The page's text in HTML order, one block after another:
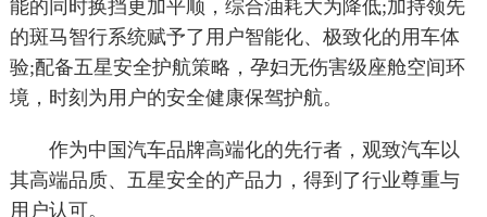
能的同时换挡更加平顺，综合油耗大为降低;加持领先
的斑马智行系统赋予了用户智能化、极致化的用车体
验;配备五星安全护航策略，孕妇无伤害级座舱空间环
境，时刻为用户的安全健康保驾护航。
作为中国汽车品牌高端化的先行者，观致汽车以
其高端品质、五星安全的产品力，得到了行业尊重与
用户认可。